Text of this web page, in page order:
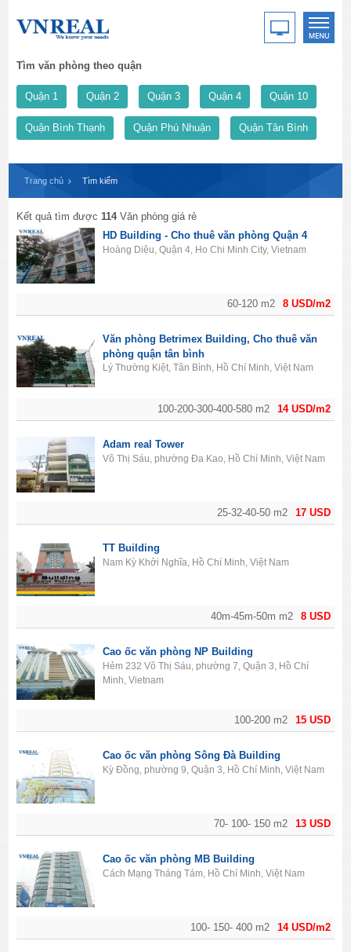
Tìm văn phòng theo quận
Quận 1 Quận 2 Quận 3 Quận 4 Quận 10
Quận Bình Thạnh Quận Phú Nhuận Quận Tân Bình
Trang chủ Tìm kiếm
Kết quả tìm được114Văn phòng giá rẻ
8 USD/m2
60-120 m2
HD Building - Cho thuê văn phòng Quận 4
Hoàng Diệu, Quận 4, Ho Chi Minh City, Vietnam
14 USD/m2
100-200-300-400-580 m2
Văn phòng Betrimex Building, Cho thuê văn
phòng quận tân bình
Lý Thường Kiệt, Tân Bình, Hồ Chí Minh, Việt Nam
17 USD
25-32-40-50 m2
Adam real Tower
Võ Thị Sáu, phường Đa Kao, Hồ Chí Minh, Việt Nam
8 USD
40m-45m-50m m2
TT Building
Nam Kỳ Khởi Nghĩa, Hồ Chí Minh, Việt Nam
15 USD
100-200 m2
Cao ốc văn phòng NP Building
Hẻm 232 Võ Thị Sáu, phường 7, Quận 3, Hồ Chí
Minh, Vietnam
13 USD
70- 100- 150 m2
Cao ốc văn phòng Sông Đà Building
Kỳ Đồng, phường 9, Quận 3, Hồ Chí Minh, Việt Nam
14 USD/m2
100- 150- 400 m2
Cao ốc văn phòng MB Building
Cách Mạng Tháng Tám, Hồ Chí Minh, Việt Nam